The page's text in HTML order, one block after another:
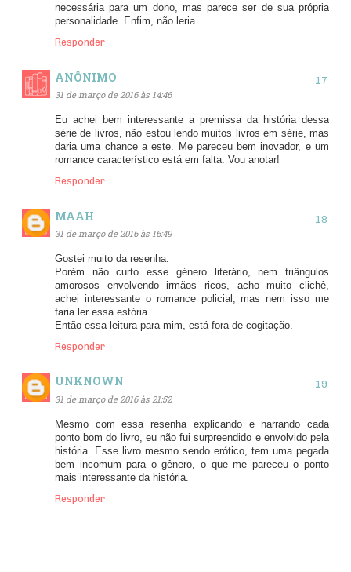
necessária para um dono, mas parece ser de sua própria
personalidade. Enfim, não leria.
Responder
ANÔNIMO
31 de março de 2016 às 14:46
Eu achei bem interessante a premissa da história dessa
série de livros, não estou lendo muitos livros em série, mas
daria uma chance a este. Me pareceu bem inovador, e um
romance característico está em falta. Vou anotar!
Responder
MAAH
31 de março de 2016 às 16:49
Gostei muito da resenha.
Porém não curto esse género literário, nem triângulos
amorosos envolvendo irmãos ricos, acho muito clichê,
achei interessante o romance policial, mas nem isso me
faria ler essa estória.
Então essa leitura para mim, está fora de cogitação.
Responder
UNKNOWN
31 de março de 2016 às 21:52
Mesmo com essa resenha explicando e narrando cada
ponto bom do livro, eu não fui surpreendido e envolvido pela
história. Esse livro mesmo sendo erótico, tem uma pegada
bem incomum para o gênero, o que me pareceu o ponto
mais interessante da história.
Responder